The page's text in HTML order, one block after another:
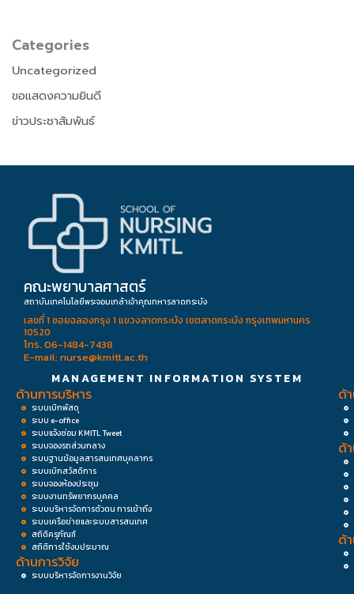
Categories
Uncategorized
ขอแสดงความยินดี
ข่าวประชาสัมพันธ์
คณะพยาบาลศาสตร์
สถาบันเทคโนโลยีพระจอมเกล้าเจ้าคุณทหารลาดกระบัง
เลขที่ 1 ซอยฉลองกรุง 1 แขวงลาดกระบัง เขตลาดกระบัง กรุงเทพมหานคร
10520
โทร. 06-1484-7438
E-mail: nurse@kmitl.ac.th
MANAGEMENT INFORMATION SYSTEM
ด้านการบริหาร
ระบบเบิกพัสดุ
ระบบ e-office
ระบบแจ้งซ่อม KMITL Tweet
ระบบจองรถส่วนกลาง
ระบบฐานข้อมูลสารสนเทศบุคลากร
ระบบเบิกสวัสดิการ
ระบบจองห้องประชุม
ระบบงานทรัพยากรบุคคล
ระบบบริหารจัดการตัวตน การเข้าถึง
ระบบเครือข่ายและระบบสารสนเทศ
สถิติครุภัณฑ์
สถิติการใช้งบประมาณ
ด้านการวิจัย
ระบบบริหารจัดการงานวิจัย
ด้
ด้
ด้